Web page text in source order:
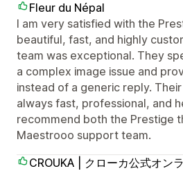
Fleur du Népal
I am very satisfied with the
beautiful, fast, and highly
team was exceptional. They
a complex image issue and
instead of a generic reply.
always fast, professional, and
recommend both the Prestige
Maestrooo support team.
CROUKA | クローカ公式オン